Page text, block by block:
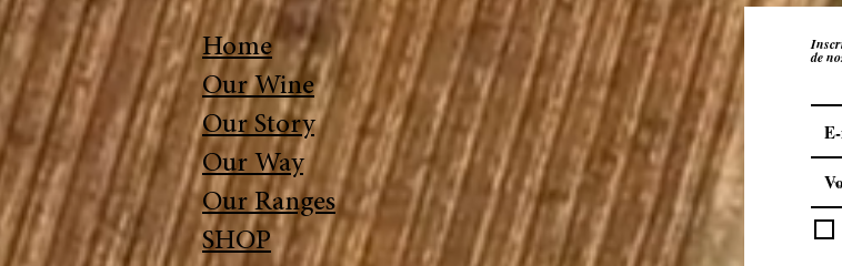
Home
Our Wine
Our Story
Our Way
Our Ranges
SHOP
de